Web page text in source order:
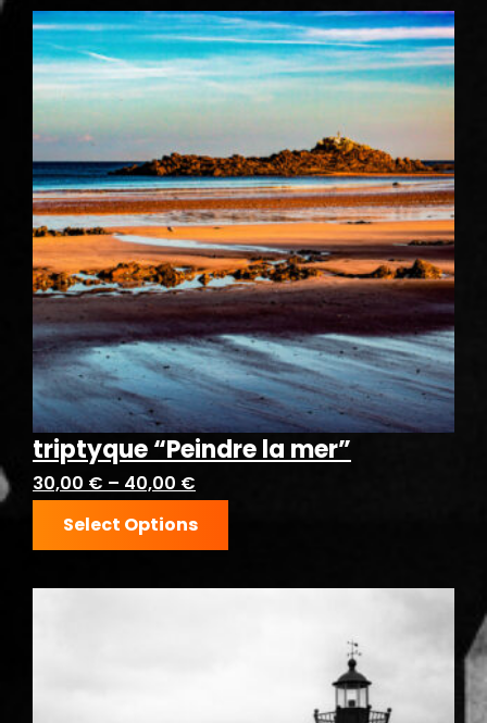
triptyque “Peindre la mer”
30,00 € – 40,00 €
Select Options